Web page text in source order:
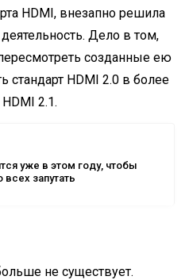
HDMI, внезапно решила
Дело в том,
созданные ею
стандарт HDMI 2.0 в более
2.1.
уже в этом году, чтобы
всех запутать
не существует.